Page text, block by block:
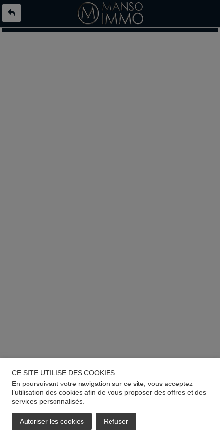
L'offre 9112568 n'existe pas ou n'est plus en ligne
CE SITE UTILISE DES COOKIES
En poursuivant votre navigation sur ce site, vous acceptez
l’utilisation des cookies afin de vous proposer des offres et des
services personnalisés.
Autoriser les cookies Refuser